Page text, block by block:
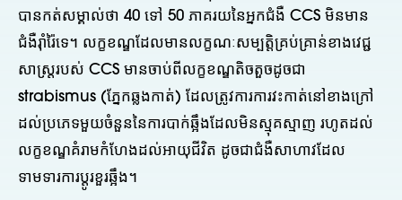
បានកត់សម្គាល់ថា 40 ទៅ 50 ភាគរយនៃអ្នកជំងឺ CCS មិនមាន
ជំងឺរ៉ាំរ៉ៃទេ។ លក្ខខណ្ឌដែលមានលក្ខណៈសម្បត្តិគ្រប់គ្រាន់ខាងវេជ្ជ
សាស្ត្ររបស់ CCS មានចាប់ពីលក្ខខណ្ឌតិចតួចដូចជា
strabismus (ភ្នែកឆ្លងកាត់) ដែលត្រូវការការវះកាត់នៅខាងក្រៅ
ដល់ប្រភេទមួយចំនួននៃការបាក់ឆ្អឹងដែលមិនស្មុគស្មាញ រហូតដល់
លក្ខខណ្ឌគំរាមកំហែងដល់អាយុជីវិត ដូចជាជំងឺសាហាវដែល
ទាមទារការប្តូរខួរឆ្អឹង។